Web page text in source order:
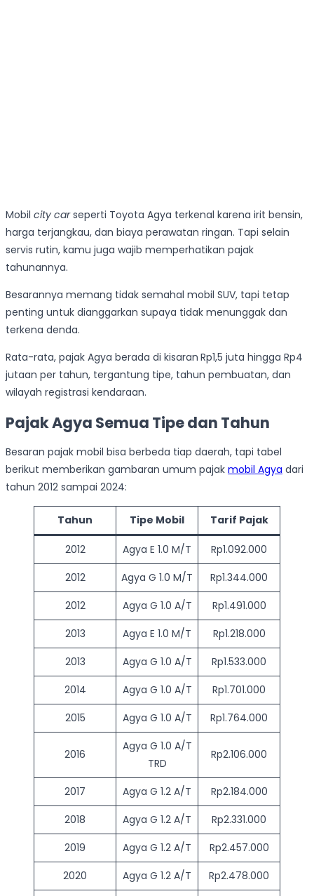
Mobil city carseperti Toyota Agya terkenal karena irit bensin,
harga terjangkau, dan biaya perawatan ringan. Tapi selain
servis rutin, kamu juga wajib memperhatikan pajak
tahunannya.
Besarannya memang tidak semahal mobil SUV, tapi tetap
penting untuk dianggarkan supaya tidak menunggak dan
terkena denda.
Rata-rata, pajak Agya berada di kisaran Rp1,5 juta hingga Rp4
jutaan per tahun, tergantung tipe, tahun pembuatan, dan
wilayah registrasi kendaraan.
Pajak Agya Semua Tipe dan Tahun
Besaran pajak mobil bisa berbeda tiap daerah, tapi tabel
berikut memberikan gambaran umum pajak mobil Agya dari
tahun 2012 sampai 2024:
Tahun Tipe Mobil Tarif Pajak
2012 Agya E 1.0 M/T
Rp1.092.000
2012
Agya G 1.0 M/T
Rp1.344.000
2012
Agya G 1.0 A/T
Rp1.491.000
2013
Agya E 1.0 M/T
Rp1.218.000
2013
Agya G 1.0 A/T
Rp1.533.000
2014
Agya G 1.0 A/T
Rp1.701.000
2015
Agya G 1.0 A/T Rp1.764.000
2016
Agya G 1.0 A/T
TRD
Rp2.106.000
2017 Agya G 1.2 A/T
Rp2.184.000
2018
Agya G 1.2 A/T
Rp2.331.000
2019
Agya G 1.2 A/T
Rp2.457.000
2020
Agya G 1.2 A/T
Rp2.478.000